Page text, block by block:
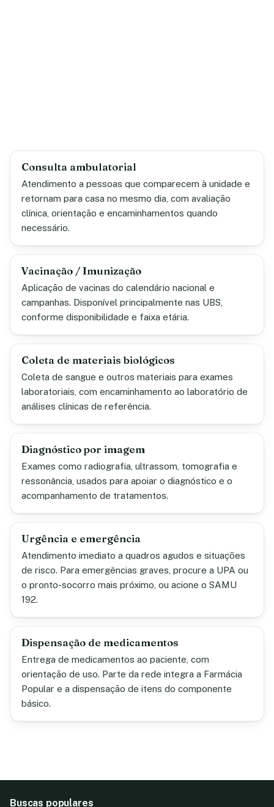
Consulta ambulatorial
Atendimento a pessoas que comparecem à unidade e
retornam para casa no mesmo dia, com avaliação
clínica, orientação e encaminhamentos quando
necessário.
Vacinação / Imunização
Aplicação de vacinas do calendário nacional e
campanhas. Disponível principalmente nas UBS,
conforme disponibilidade e faixa etária.
Coleta de materiais biológicos
Coleta de sangue e outros materiais para exames
laboratoriais, com encaminhamento ao laboratório de
análises clínicas de referência.
Diagnóstico por imagem
Exames como radiografia, ultrassom, tomografia e
ressonância, usados para apoiar o diagnóstico e o
acompanhamento de tratamentos.
Urgência e emergência
Atendimento imediato a quadros agudos e situações
de risco. Para emergências graves, procure a UPA ou
o pronto-socorro mais próximo, ou acione o SAMU
192.
Dispensação de medicamentos
Entrega de medicamentos ao paciente, com
orientação de uso. Parte da rede integra a Farmácia
Popular e a dispensação de itens do componente
básico.
Buscas populares